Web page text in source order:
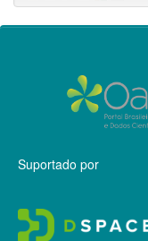
Suportado por